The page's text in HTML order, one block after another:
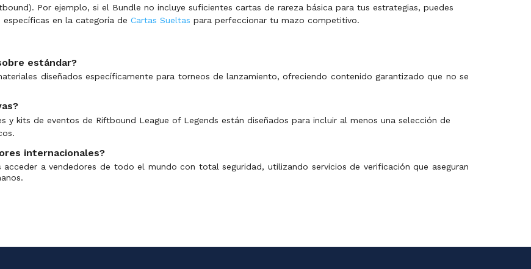
Por ejemplo, si el Bundle no incluye suficientes cartas de rareza básica para tus estrategias, puedes
en la categoría de Cartas Sueltas para perfeccionar tu mazo competitivo.
estándar?
diseñados específicamente para torneos de lanzamiento, ofreciendo contenido garantizado que no se
y kits de eventos de Riftbound League of Legends están diseñados para incluir al menos una selección de
internacionales?
a vendedores de todo el mundo con total seguridad, utilizando servicios de verificación que aseguran